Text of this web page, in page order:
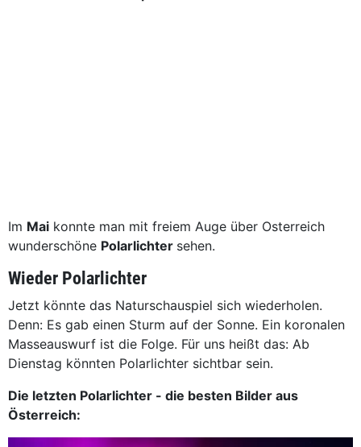
Im Mai konnte man mit freiem Auge über Osterreich
wunderschöne Polarlichter sehen.
Wieder Polarlichter
Jetzt könnte das Naturschauspiel sich wiederholen.
Denn: Es gab einen Sturm auf der Sonne. Ein koronalen
Masseauswurf ist die Folge. Für uns heißt das: Ab
Dienstag könnten Polarlichter sichtbar sein.
Die letzten Polarlichter - die besten Bilder aus
Österreich: